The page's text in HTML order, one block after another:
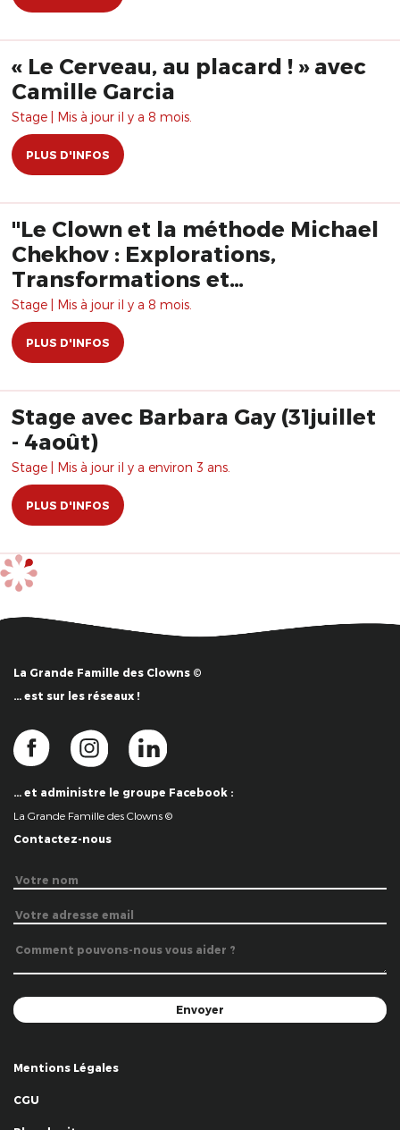
« Le Cerveau, au placard ! » avec
Camille Garcia
Stage | Mis à jour il y a 8 mois.
PLUS D'INFOS
"Le Clown et la méthode Michael
Chekhov : Explorations,
Transformations et
Rayonnement" avec Rime Al
Baghli
Stage | Mis à jour il y a 8 mois.
PLUS D'INFOS
Stage avec Barbara Gay (31juillet
- 4août)
Stage | Mis à jour il y a environ 3 ans.
PLUS D'INFOS
La Grande Famille des Clowns ©
… est sur les réseaux !
… et administre le groupe Facebook :
La Grande Famille des Clowns ©
Contactez-nous
Mentions Légales
CGU